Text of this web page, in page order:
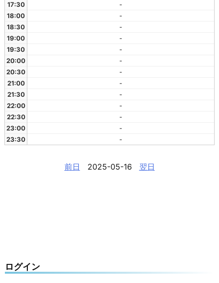
17:30
-
18:00
-
18:30
-
19:00
-
19:30
-
20:00
-
20:30
-
21:00
-
21:30
-
22:00
-
22:30
-
23:00
-
23:30
-
前日 2025-05-16 翌日
ログイン